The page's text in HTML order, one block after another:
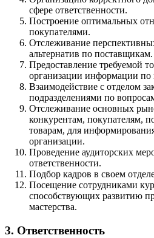
сфере ответственности.
Построение оптимальных
покупателями.
Отслеживание
альтернатив по поставщикам.
Предоставление требуемой
организации информации по
Взаимодействие с отделом
подразделениями по
Отслеживание основных
конкурентам, покупателям,
товарам, для
организации.
Проведение аудиторских
ответственности.
Подбор кадров в своем
Посещение сотрудниками
способствующих развитию
мастерства.
3. Ответственность